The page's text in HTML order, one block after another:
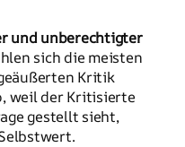
und unberechtigter
sich die meisten
Kritik
weil der Kritisierte
gestellt sieht,